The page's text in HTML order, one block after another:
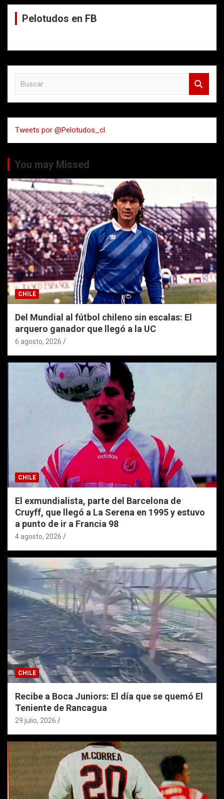
Pelotudos en FB
a
r
Tweets por @Pelotudos_cl
You may Missed
CHILE
Del Mundial al fútbol chileno sin escalas: El
arquero ganador que llegó a la UC
6 agosto, 2026
CHILE
El exmundialista, parte del Barcelona de
Cruyff, que llegó a La Serena en 1995 y estuvo
a punto de ir a Francia 98
4 agosto, 2026
CHILE
Recibe a Boca Juniors: El día que se quemó El
Teniente de Rancagua
29 julio, 2026